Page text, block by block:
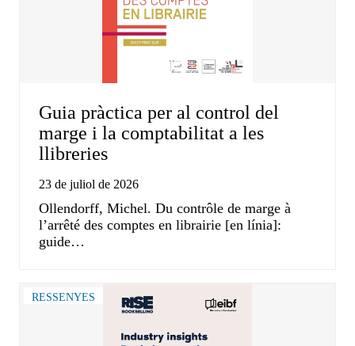
Guia pràctica per al control del
marge i la comptabilitat a les
llibreries
23 de juliol de 2026
Ollendorff, Michel. Du contrôle de marge à
l’arrêté des comptes en librairie [en línia]:
guide…
RESSENYES